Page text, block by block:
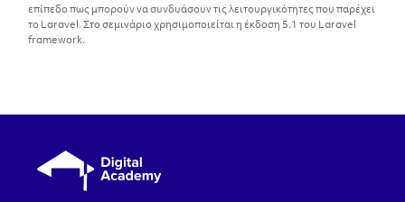
επίπεδο πως μπορούν να συνδυάσουν τις λειτουργικότητες που παρέχει
το Laravel. Στο σεμινάριο χρησιμοποιείται η έκδοση 5.1 του Laravel
framework.